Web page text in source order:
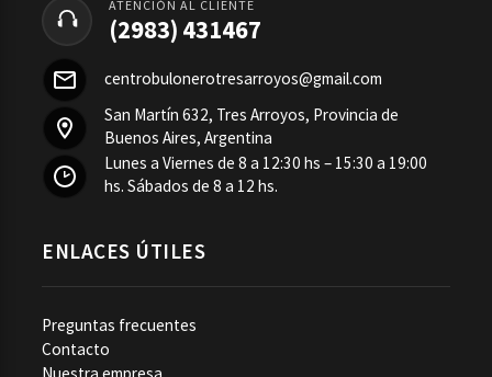
ATENCIÓN AL CLIENTE
(2983) 431467
centrobulonerotresarroyos@gmail.com
San Martín 632, Tres Arroyos, Provincia de
Buenos Aires, Argentina
Lunes a Viernes de 8 a 12:30 hs – 15:30 a 19:00
hs. Sábados de 8 a 12 hs.
ENLACES ÚTILES
Preguntas frecuentes
Contacto